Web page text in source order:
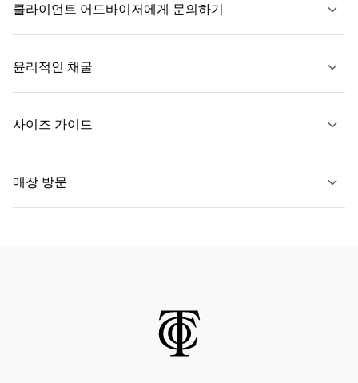
자세히 보기
클라이언트 어드바이저에게 문의하기
윤리적인 채굴
사이즈 가이드
자세히 보기
매장 방문